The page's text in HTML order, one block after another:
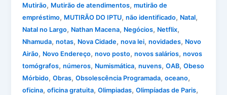
Mutirão, Mutirão de atendimentos,mutirão de
empréstimo, MUTIRÃO DO IPTU,não identificado, Natal,
Natal no Largo, Nathan Macena, Negócios, Netflix,
Nhamuda,notas, Nova Cidade,nova lei,novidades, Novo
Airão, Novo Endereço,novo posto,novos salários,novos
tomógrafos,números, Numismática,nuvens,OAB,Obeso
Mórbido,Obras,Obsolescência Programada,oceano,
oficina,oficina gratuita,Olimpiadas,Olimpíadas de Paris,